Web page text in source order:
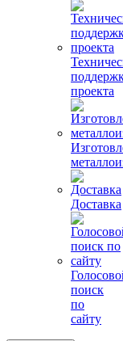
проекта
Доставка
поиск
по
сайту